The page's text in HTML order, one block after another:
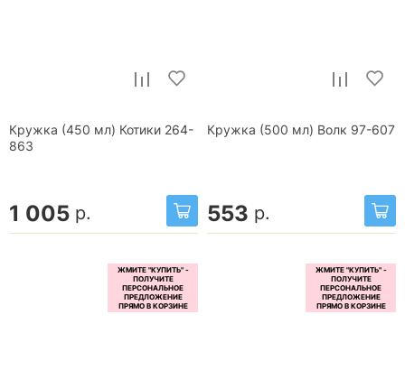
Кружка (450 мл) Котики 264-
863
1 005 р.
Кружка (500 мл) Волк 97-607
553 р.